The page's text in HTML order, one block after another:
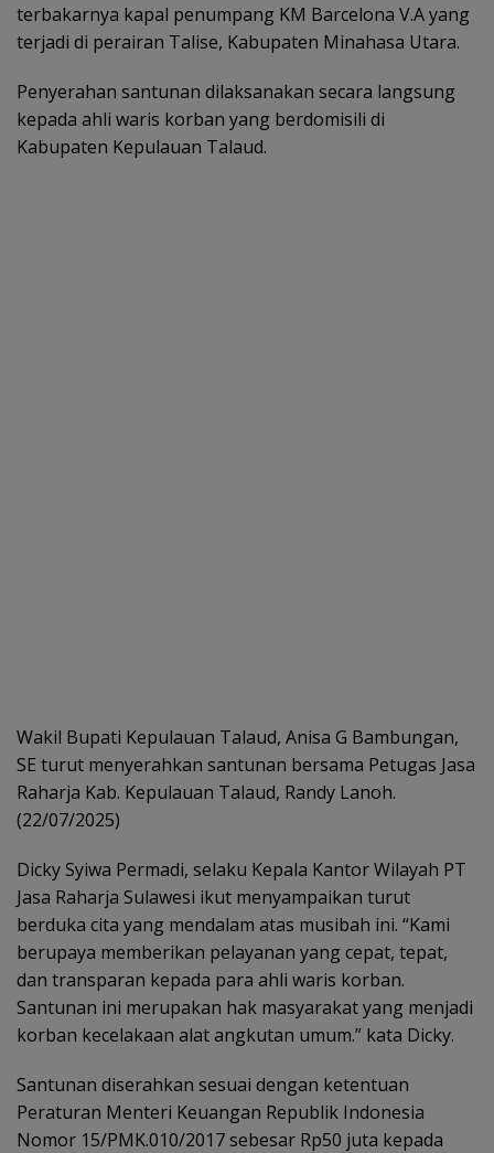
terbakarnya kapal penumpang KM Barcelona V.A yang
terjadi di perairan Talise, Kabupaten Minahasa Utara.
Penyerahan santunan dilaksanakan secara langsung
kepada ahli waris korban yang berdomisili di
Kabupaten Kepulauan Talaud.
Wakil Bupati Kepulauan Talaud, Anisa G Bambungan,
SE turut menyerahkan santunan bersama Petugas Jasa
Raharja Kab. Kepulauan Talaud, Randy Lanoh.
(22/07/2025)
Dicky Syiwa Permadi, selaku Kepala Kantor Wilayah PT
Jasa Raharja Sulawesi ikut menyampaikan turut
berduka cita yang mendalam atas musibah ini. “Kami
berupaya memberikan pelayanan yang cepat, tepat,
dan transparan kepada para ahli waris korban.
Santunan ini merupakan hak masyarakat yang menjadi
korban kecelakaan alat angkutan umum.” kata Dicky.
Santunan diserahkan sesuai dengan ketentuan
Peraturan Menteri Keuangan Republik Indonesia
Nomor 15/PMK.010/2017 sebesar Rp50 juta kepada